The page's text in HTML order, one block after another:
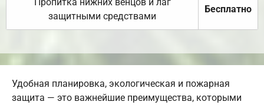
защитными средствами
Бесплатно
Удобная планировка, экологическая и пожарная
защита — это важнейшие преимущества, которыми